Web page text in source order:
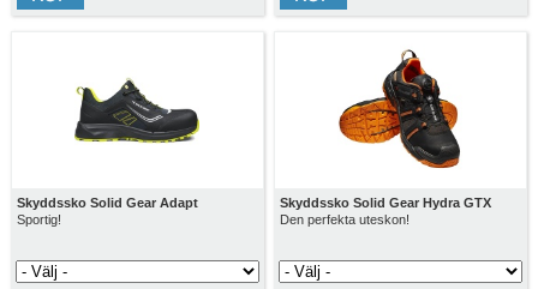
Skyddssko Solid Gear Adapt
Sportig!
Skyddssko Solid Gear Hydra GTX
Den perfekta uteskon!